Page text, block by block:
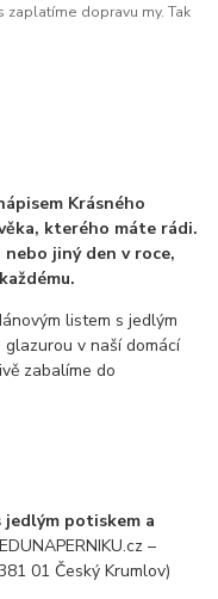
zaplatíme dopravu my. Tak
Krásného
kterého máte rádi.
jiný den v roce,
listem s jedlým
v naší domácí
zabalíme do
potiskem a
–
01 Český Krumlov)